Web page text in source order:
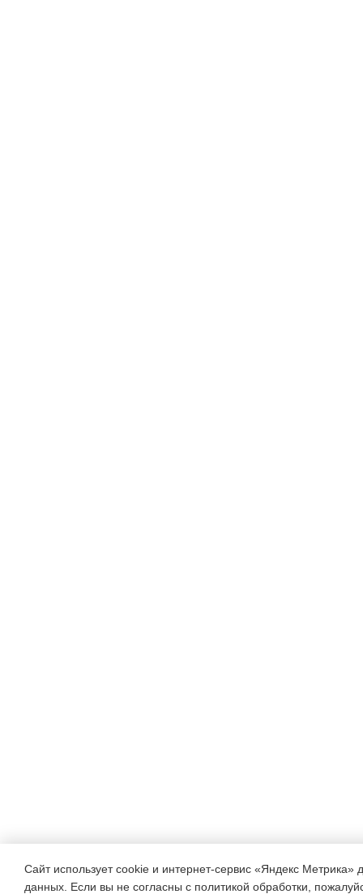
Сайт использует cookie и интернет-сервис «Яндекс Метрика»
данных. Если вы не согласны с политикой обработки,